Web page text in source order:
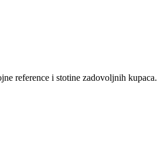
reference i stotine zadovoljnih kupaca.